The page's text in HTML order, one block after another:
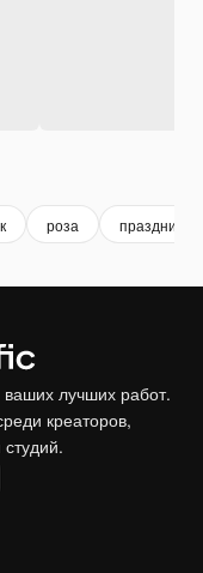
роза праздник
лучших работ.
креаторов,